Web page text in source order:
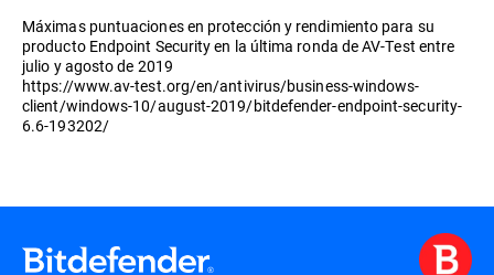
Máximas puntuaciones en protección y rendimiento para su
producto Endpoint Security en la última ronda de AV-Test entre
julio y agosto de 2019
https://www.av-test.org/en/antivirus/business-windows-
client/windows-10/august-2019/bitdefender-endpoint-security-
6.6-193202/